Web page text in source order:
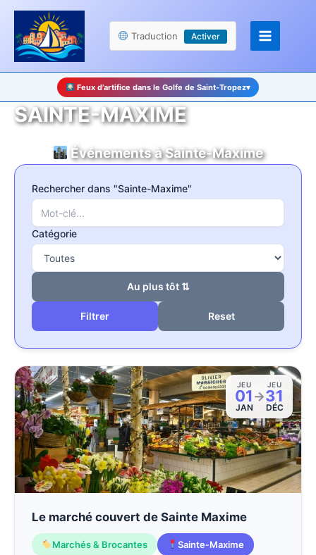
Panneau de gestion des cookies
Aller
contenu
Traduction Activer
Feux d’artifice dans le Golfe de Saint-Tropez▾
SAINTE-MAXIME
Événements à Sainte-Maxime
Rechercher dans "Sainte-Maxime"
Catégorie
Au plus tôt ⇅
Reset
JEU
01
JAN
→
JEU
31
DÉC
Le marché couvert de Sainte Maxime
Marchés & Brocantes Sainte-Maxime